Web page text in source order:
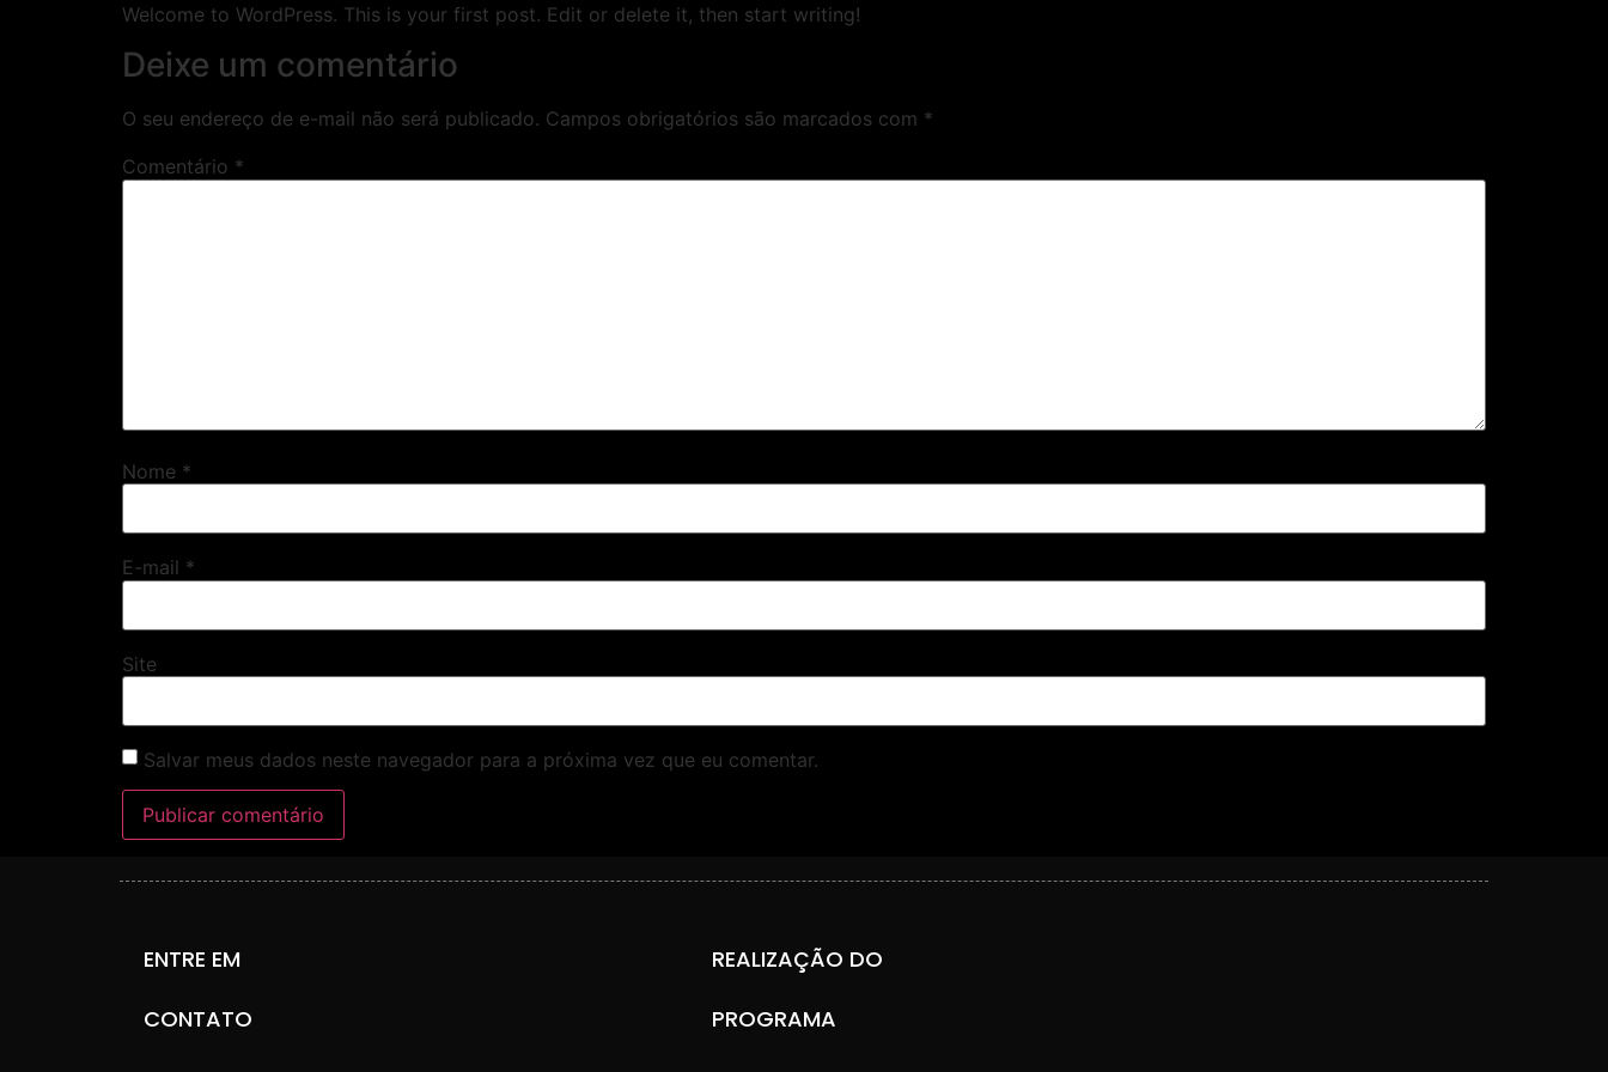
Welcome to WordPress. This is your first post. Edit or delete it, then start writing!
Deixe um comentário
O seu endereço de e-mail não será publicado. Campos obrigatórios são marcados com *
Comentário *
Nome *
E-mail *
Site
Salvar meus dados neste navegador para a próxima vez que eu comentar.
ENTRE EM
CONTATO
REALIZAÇÃO DO
PROGRAMA